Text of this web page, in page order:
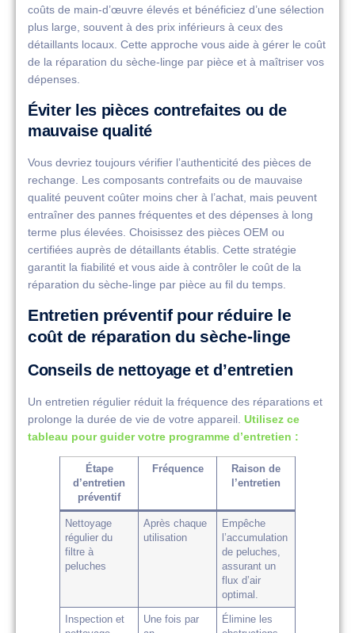
coûts de main-d’œuvre élevés et bénéficiez d’une sélection
plus large, souvent à des prix inférieurs à ceux des
détaillants locaux. Cette approche vous aide à gérer le coût
de la réparation du sèche-linge par pièce et à maîtriser vos
dépenses.
Éviter les pièces contrefaites ou de
mauvaise qualité
Vous devriez toujours vérifier l’authenticité des pièces de
rechange. Les composants contrefaits ou de mauvaise
qualité peuvent coûter moins cher à l’achat, mais peuvent
entraîner des pannes fréquentes et des dépenses à long
terme plus élevées. Choisissez des pièces OEM ou
certifiées auprès de détaillants établis. Cette stratégie
garantit la fiabilité et vous aide à contrôler le coût de la
réparation du sèche-linge par pièce au fil du temps.
Entretien préventif pour réduire le
coût de réparation du sèche-linge
Conseils de nettoyage et d’entretien
Un entretien régulier réduit la fréquence des réparations et
prolonge la durée de vie de votre appareil. Utilisez ce
tableau pour guider votre programme d’entretien :
Étape
d’entretien
préventif
Fréquence
Raison de
l’entretien
Nettoyage
régulier du
filtre à
peluches
Après chaque
utilisation
Empêche
l’accumulation
de peluches,
assurant un
flux d’air
optimal.
Inspection et
Une fois par
Élimine les